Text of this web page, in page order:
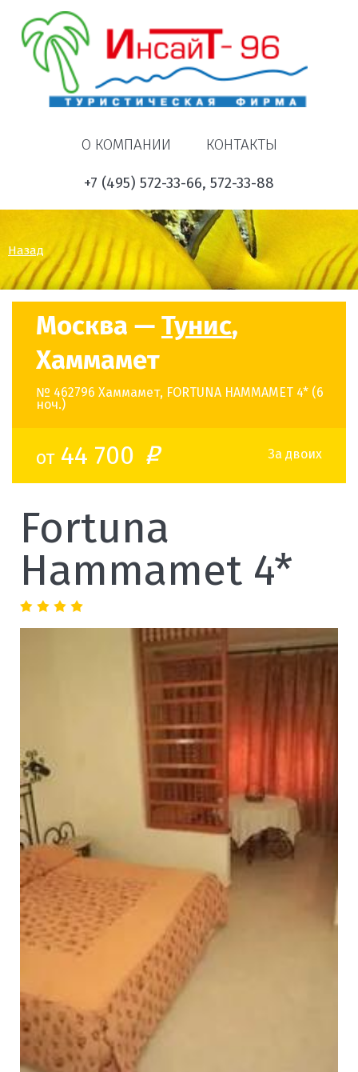
О КОМПАНИИ КОНТАКТЫ
+7 (495) 572-33-66, 572-33-88
Назад
Москва — Тунис,
Хаммамет
№ 462796 Хаммамет, FORTUNA HAMMAMET 4* (6
ноч.)
от44 700 o За двоих
Fortuna
Hammamet 4*